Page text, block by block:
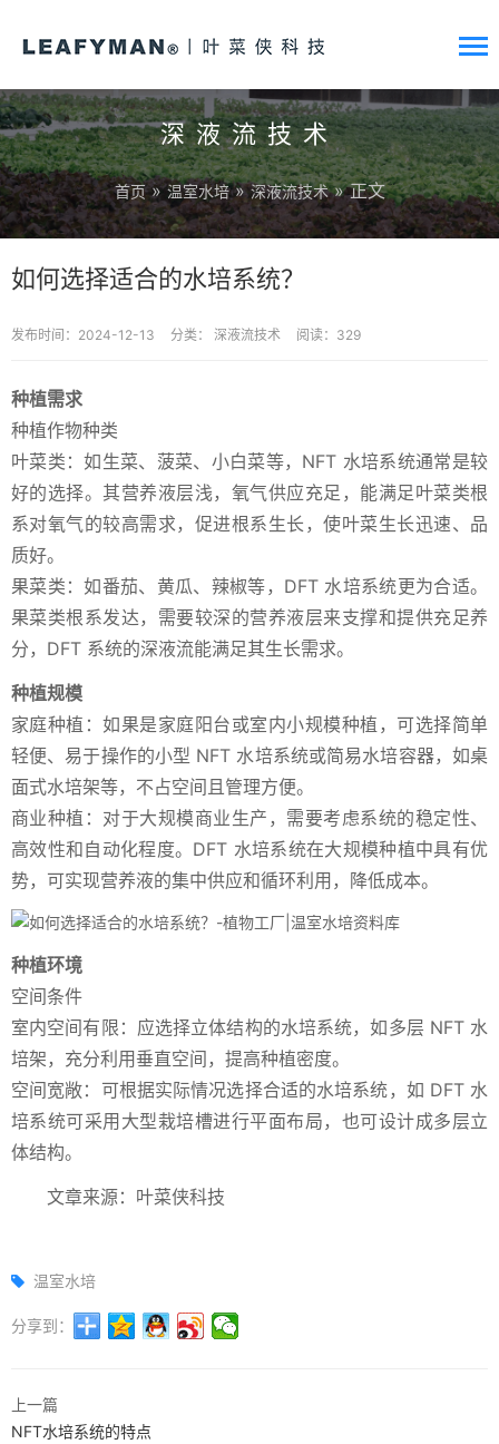
深液流技术
首页 »温室水培»深液流技术» 正文
如何选择适合的水培系统？
发布时间：2024-12-13 分类： 深液流技术 阅读：329
种植需求
种植作物种类
叶菜类：如生菜、菠菜、小白菜等，NFT 水培系统通常是较
好的选择。其营养液层浅，氧气供应充足，能满足叶菜类根
系对氧气的较高需求，促进根系生长，使叶菜生长迅速、品
质好。
果菜类：如番茄、黄瓜、辣椒等，DFT 水培系统更为合适。
果菜类根系发达，需要较深的营养液层来支撑和提供充足养
分，DFT 系统的深液流能满足其生长需求。
种植规模
家庭种植：如果是家庭阳台或室内小规模种植，可选择简单
轻便、易于操作的小型 NFT 水培系统或简易水培容器，如桌
面式水培架等，不占空间且管理方便。
商业种植：对于大规模商业生产，需要考虑系统的稳定性、
高效性和自动化程度。DFT 水培系统在大规模种植中具有优
势，可实现营养液的集中供应和循环利用，降低成本。
种植环境
空间条件
室内空间有限：应选择立体结构的水培系统，如多层 NFT 水
培架，充分利用垂直空间，提高种植密度。
空间宽敞：可根据实际情况选择合适的水培系统，如 DFT 水
培系统可采用大型栽培槽进行平面布局，也可设计成多层立
体结构。
文章来源：叶菜侠科技
温室水培
分享到：
上一篇
NFT水培系统的特点